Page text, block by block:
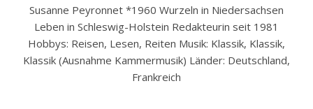
Susanne Peyronnet *1960 Wurzeln in Niedersachsen
Leben in Schleswig-Holstein Redakteurin seit 1981
Hobbys: Reisen, Lesen, Reiten Musik: Klassik, Klassik,
Klassik (Ausnahme Kammermusik) Länder: Deutschland,
Frankreich